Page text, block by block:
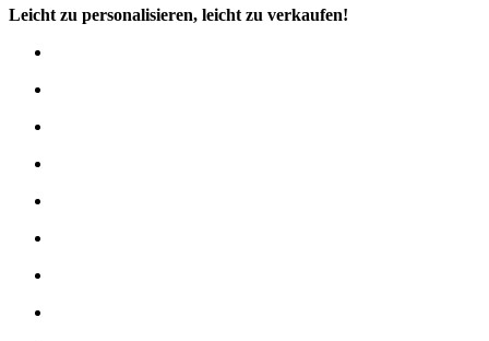
Leicht zu personalisieren, leicht zu verkaufen!